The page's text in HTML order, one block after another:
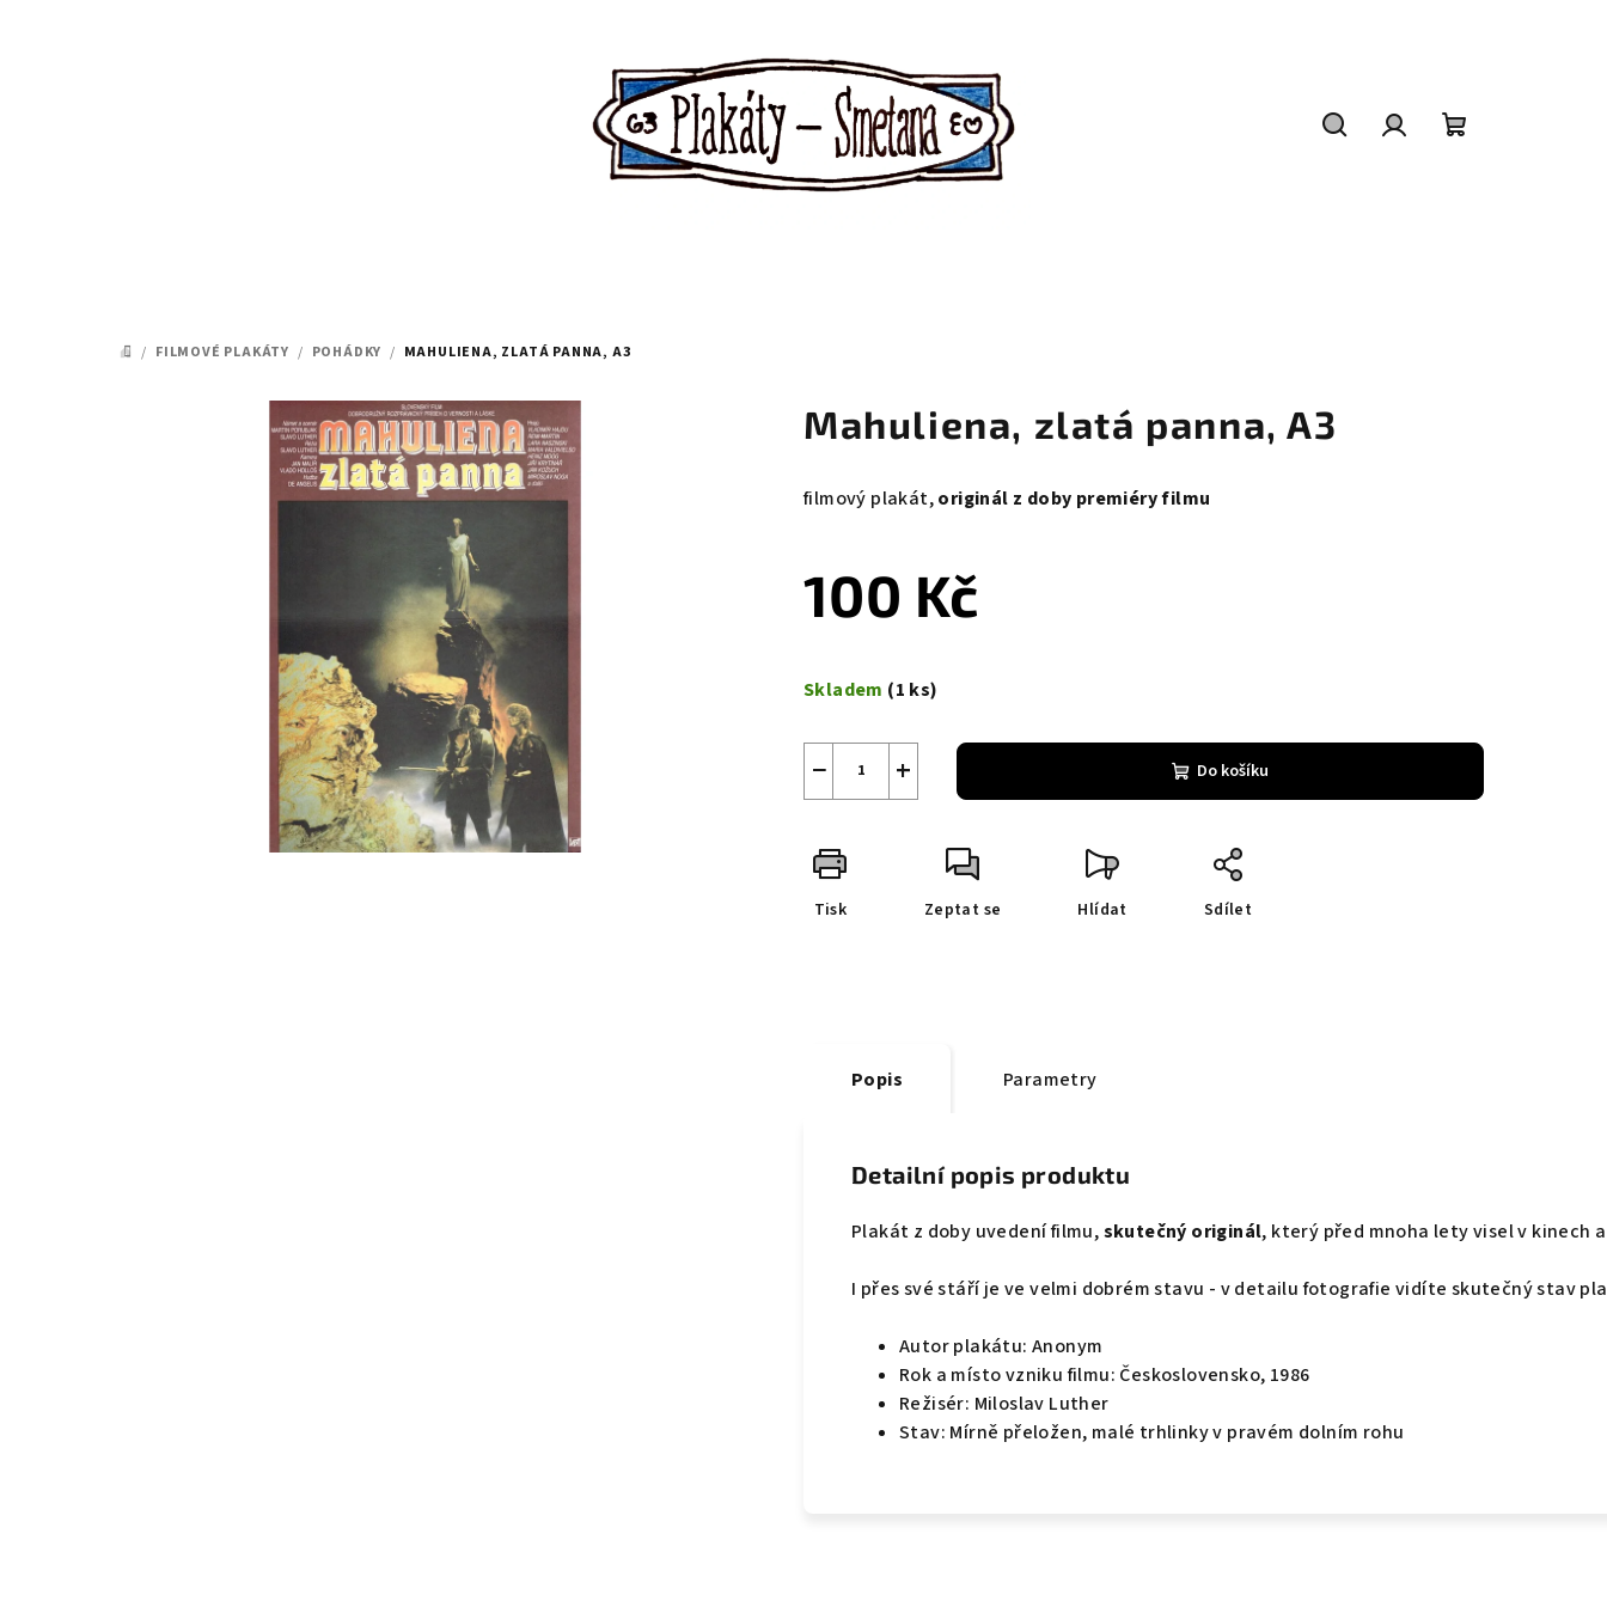
DOMŮ
/ FILMOVÉ PLAKÁTY / POHÁDKY / MAHULIENA, ZLATÁ PANNA, A3
Mahuliena, zlatá panna, A3
filmový plakát,originál z doby premiéry filmu
100 Kč
cena:
Skladem (1 ks)
+
− Do košíku
Tisk Zeptat se Hlídat Sdílet
Popis Parametry
Detailní popis produktu
Plakát z doby uvedení filmu,skutečný originál, který před mnoha lety visel v kinech
I přes své stáří je ve velmi dobrém stavu - v detailu fotografie vidíte skutečný stav
Autor plakátu: Anonym
Rok a místo vzniku filmu: Československo, 1986
Režisér: Miloslav Luther
Stav: Mírně přeložen, malé trhlinky v pravém dolním rohu